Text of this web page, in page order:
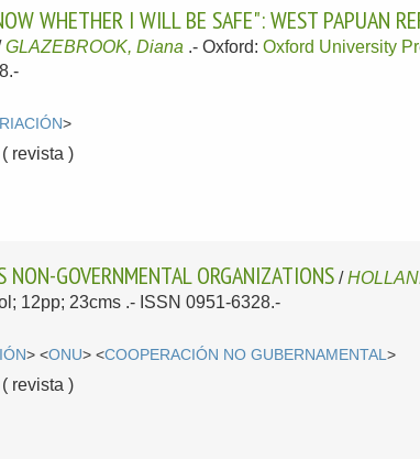
WHETHER I WILL BE SAFE": WEST PAPUAN
GLAZEBROOK, Diana .-Oxford:Oxford University
>
revista )
NON-GOVERNMENTAL ORGANIZATIONS /
12pp; 23cms .- ISSN 0951-6328.-
> <ONU> <COOPERACIÓN NO GUBERNAMENTAL>
revista )